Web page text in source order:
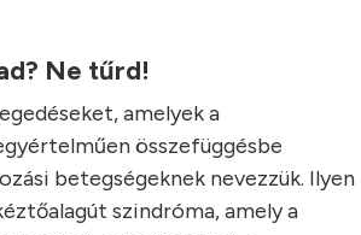
Ne tűrd!
amelyek a
összefüggésbe
betegségeknek nevezzük. Ilyen
szindróma, amely a